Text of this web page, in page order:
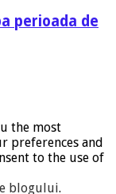
perioada de
the most
preferences and
to the use of
blogului.